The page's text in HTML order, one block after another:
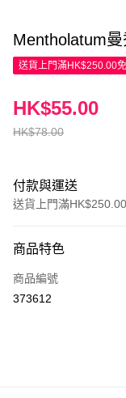
Mentholatum
送貨上門滿HK$250.00
HK$78.00
HK$55.00
付款與運送
送貨上門滿
信用卡
Apple Pay
商品特色
商品編號
373612